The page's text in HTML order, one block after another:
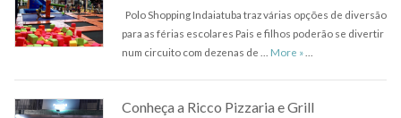
Polo Shopping Indaiatuba traz várias opções de diversão
para as férias escolares Pais e filhos poderão se divertir
num circuito com dezenas de … More Nova atração no
»…
Conheça a Ricco Pizzaria e Grill